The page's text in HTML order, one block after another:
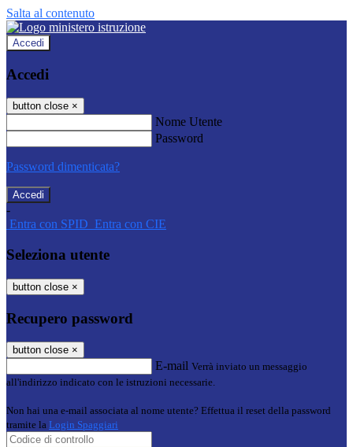
Salta al contenuto
Accedi
Accedi
button close ×
Nome Utente
Password
Password dimenticata?
-
Entra con SPID Entra con CIE
Seleziona utente
button close ×
Recupero password
button close ×
E-mail Verrà inviato un messaggio
all'indirizzo indicato con le istruzioni necessarie.
Non hai una e-mail associata al nome utente? Effettua il reset della password
tramite la Login Spaggiari